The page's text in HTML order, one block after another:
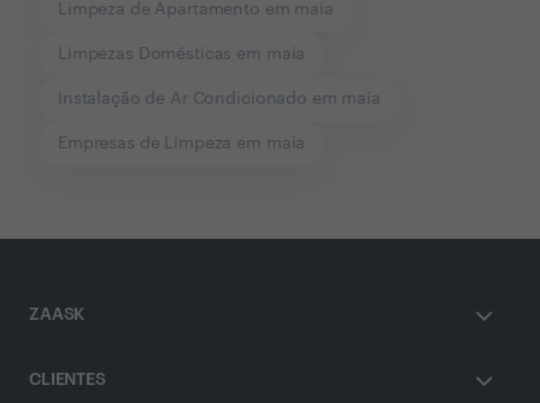
Limpeza de Apartamento em maia
Limpezas Domésticas em maia
Instalação de Ar Condicionado em maia
Empresas de Limpeza em maia
ZAASK
CLIENTES